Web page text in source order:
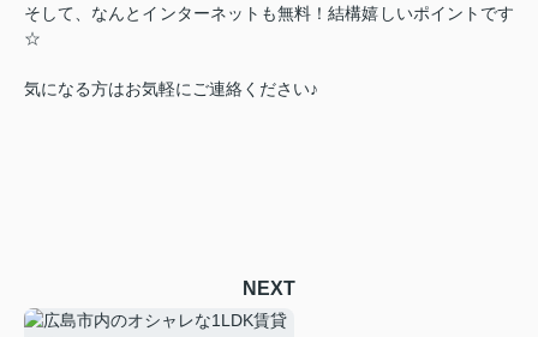
そして、なんとインターネットも無料！結構嬉しいポイントです
☆
気になる方はお気軽にご連絡ください♪
NEXT